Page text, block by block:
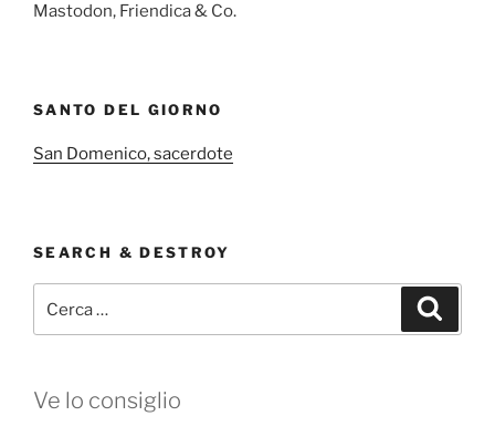
Mastodon, Friendica & Co.
SANTO DEL GIORNO
San Domenico, sacerdote
SEARCH & DESTROY
Ve lo consiglio